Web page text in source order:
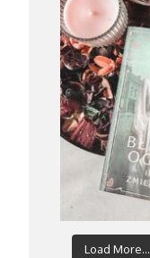
Load More...